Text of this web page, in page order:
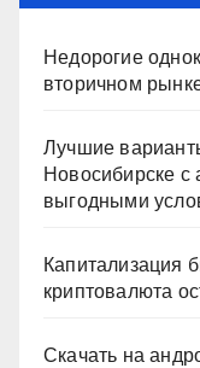
Недорогие
вторичном
Лучшие
Новосибирске с
выгодными
Капитализация
криптовалюта
Скачать на